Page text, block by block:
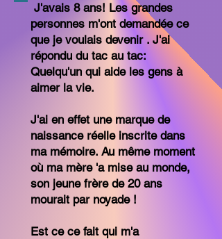
J'avais 8 ans! Les grandes
personnes m'ont demandée ce
que je voulais devenir . J'ai
répondu du tac au tac:
Quelqu'un qui aide les gens à
aimer la vie.
J'ai en effet une marque de
naissance réelle inscrite dans
ma mémoire. Au même moment
où ma mère 'a mise au monde,
son jeune frère de 20 ans
mourait par noyade !
Est ce ce fait qui m'a